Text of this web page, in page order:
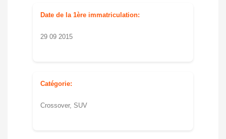
Date de la 1ère immatriculation:
29 09 2015
Catégorie:
Crossover, SUV